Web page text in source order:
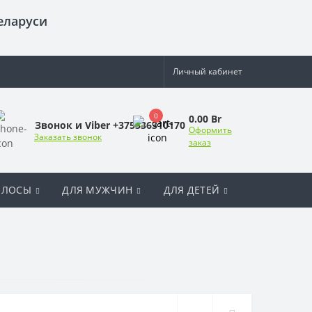
Личный кабинет
Звонок и Viber +375336310170
Заказать звонок
0 0.00 Br
Оформить
заказ
ДЛЯ МУЖЧИН ДЛЯ ДЕТЕЙ